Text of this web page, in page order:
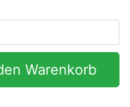
Warenkorb